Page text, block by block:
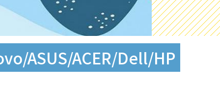
ASUS/ACER/Dell/HP